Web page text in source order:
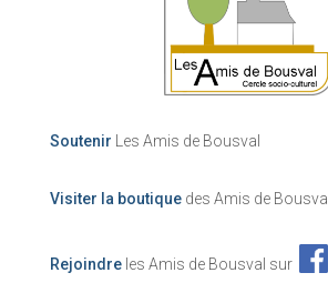
Soutenir Les Amis de Bousval
Visiter la boutique des Amis de Bousval
Rejoindre les Amis de Bousval sur